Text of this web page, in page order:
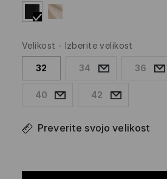
Velikost - Izberite velikost
32 34 36
40 42
Preverite svojo velikost